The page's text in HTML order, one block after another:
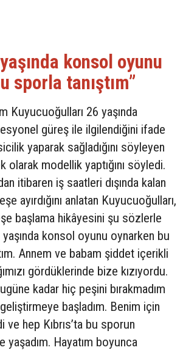
konsol oyunu
sporla tanıştım”
Kuyucuoğulları 26 yaşında
güreş ile ilgilendiğini ifade
yaparak sağladığını söyleyen
olarak modellik yaptığını söyledi.
itibaren iş saatleri dışında kalan
ayırdığını anlatan Kuyucuoğulları,
başlama hikâyesini şu sözlerle
yaşında konsol oyunu oynarken bu
Annem ve babam şiddet içerikli
gördüklerinde bize kızıyordu.
kadar hiç peşini bırakmadım
başladım. Benim için
hep Kıbrıs’ta bu sporun
yaşadım. Hayatım boyunca